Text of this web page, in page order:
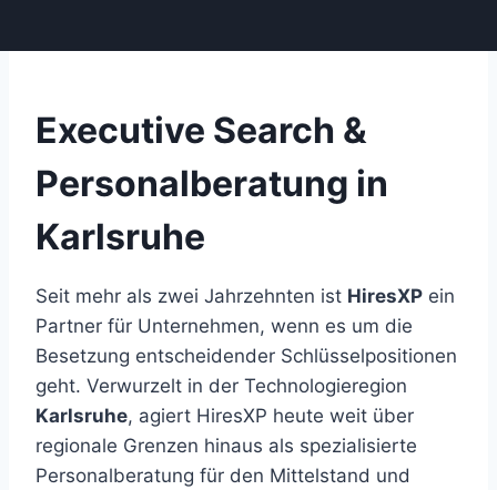
Executive Search &
Personalberatung in
Karlsruhe
Seit mehr als zwei Jahrzehnten ist HiresXP ein
Partner für Unternehmen, wenn es um die
Besetzung entscheidender Schlüsselpositionen
geht. Verwurzelt in der Technologieregion
Karlsruhe, agiert HiresXP heute weit über
regionale Grenzen hinaus als spezialisierte
Personalberatung für den Mittelstand und